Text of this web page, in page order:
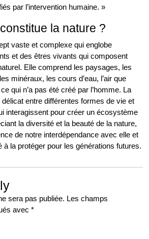
par l’intervention humaine. »
la nature ?
vaste et complexe qui englobe
et des êtres vivants qui composent
Elle comprend les paysages, les
minéraux, les cours d’eau, l’air que
qui n’a pas été créé par l’homme. La
entre différentes formes de vie et
interagissent pour créer un écosystème
la diversité et la beauté de la nature,
de notre interdépendance avec elle et
à la protéger pour les générations futures.
sera pas publiée. Les champs
avec *